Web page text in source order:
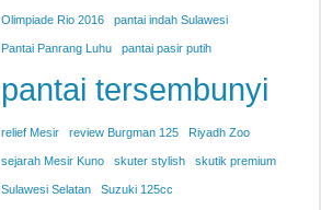
Olimpiade Rio 2016 pantai indah Sulawesi
Pantai Panrang Luhu pantai pasir putih
pantai tersembunyi
relief Mesir review Burgman 125 Riyadh Zoo
sejarah Mesir Kuno skuter stylish skutik premium
Sulawesi Selatan Suzuki 125cc